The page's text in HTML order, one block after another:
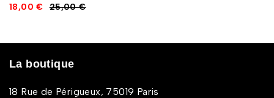
25,00€
18,00€
La boutique
18 Rue de Périgueux, 75019 Paris